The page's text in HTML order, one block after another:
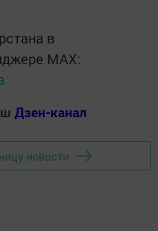
в
MАХ:
Дзен-канал
новости